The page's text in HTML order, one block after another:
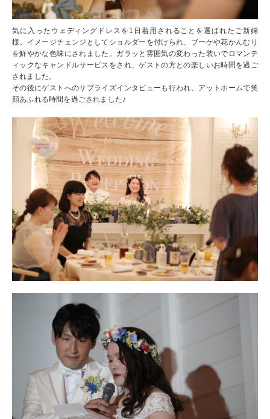
気に入ったウェディングドレスを1日着用されることを選ばれたご新婦
様。イメージチェンジとしてショルダーを付けられ、ブーケや花かんむり
を鮮やかな色味にされました。ガラッと雰囲気の変わった装いでロマンテ
ィックなキャンドルサービスをされ、ゲストの方との楽しいお時間を過ご
されました。
その後にゲストへのサプライズインタビューも行われ、アットホームで笑
顔あふれる時間を過ごされました♪